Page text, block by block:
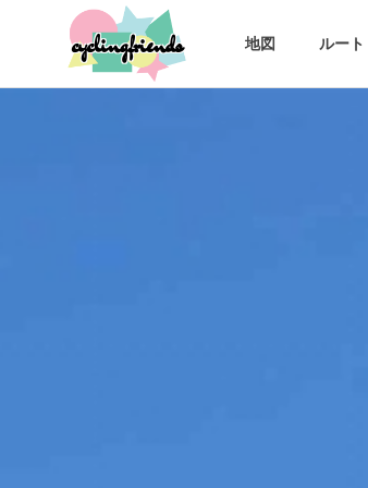
cyclingfriends 地図 ルート